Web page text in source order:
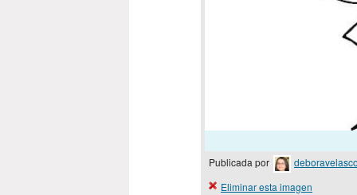
Publicada por
Eliminar esta imagen